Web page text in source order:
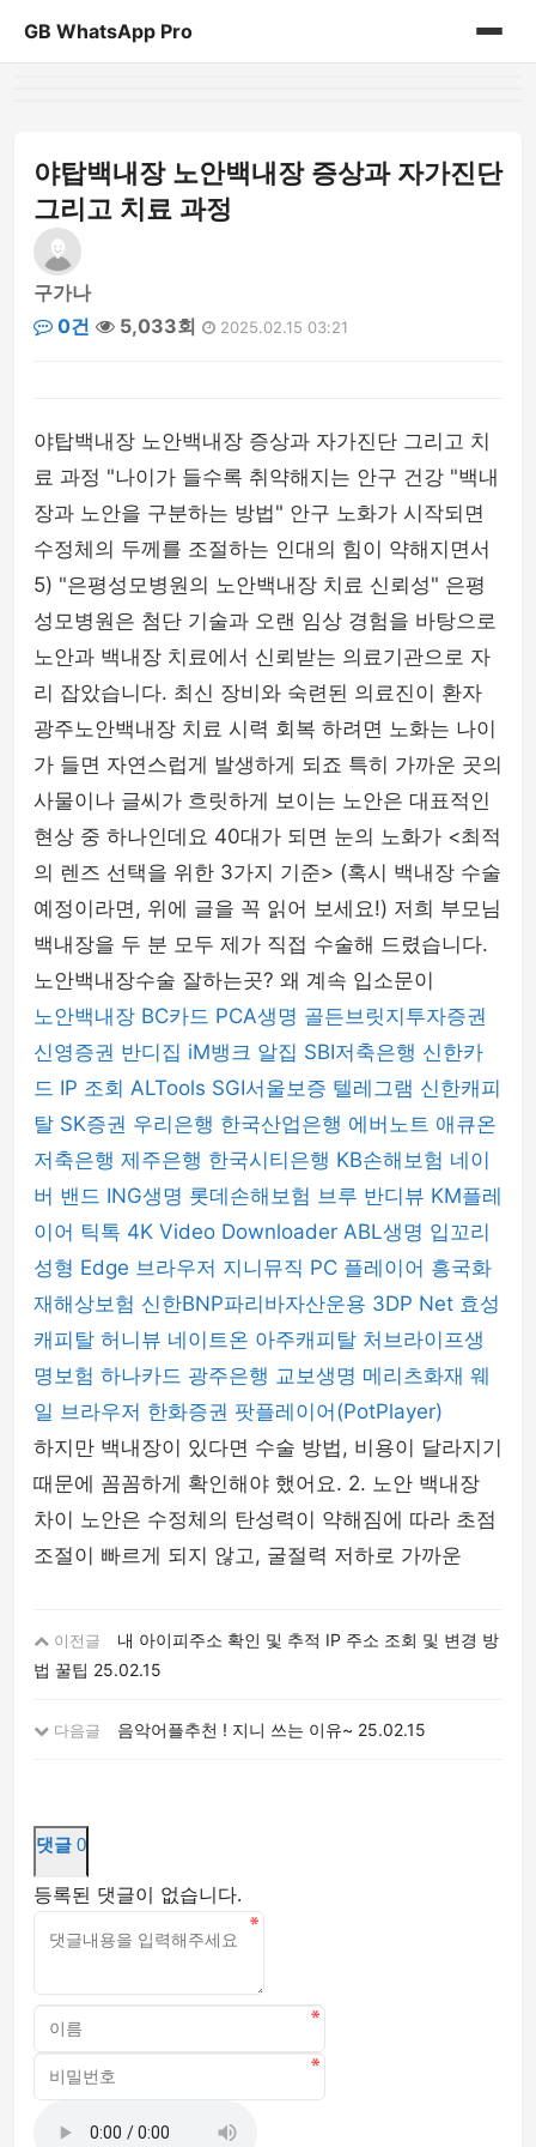
GB WhatsApp Pro
야탑백내장 노안백내장 증상과 자가진단
그리고 치료 과정
구가나
0건
5,033회 2025.02.15 03:21
야탑백내장 노안백내장 증상과 자가진단 그리고 치
료 과정 "나이가 들수록 취약해지는 안구 건강 "백내
장과 노안을 구분하는 방법" 안구 노화가 시작되면
수정체의 두께를 조절하는 인대의 힘이 약해지면서
5) "은평성모병원의 노안백내장 치료 신뢰성" 은평
성모병원은 첨단 기술과 오랜 임상 경험을 바탕으로
노안과 백내장 치료에서 신뢰받는 의료기관으로 자
리 잡았습니다. 최신 장비와 숙련된 의료진이 환자
광주노안백내장 치료 시력 회복 하려면 노화는 나이
가 들면 자연스럽게 발생하게 되죠 특히 가까운 곳의
사물이나 글씨가 흐릿하게 보이는 노안은 대표적인
현상 중 하나인데요 40대가 되면 눈의 노화가 <최적
의 렌즈 선택을 위한 3가지 기준> (혹시 백내장 수술
예정이라면, 위에 글을 꼭 읽어 보세요!) 저희 부모님
백내장을 두 분 모두 제가 직접 수술해 드렸습니다.
노안백내장수술 잘하는곳? 왜 계속 입소문이
노안백내장 BC카드 PCA생명 골든브릿지투자증권
신영증권 반디집 iM뱅크 알집 SBI저축은행 신한카
드 IP 조회 ALTools SGI서울보증 텔레그램 신한캐피
탈 SK증권 우리은행 한국산업은행 에버노트 애큐온
저축은행 제주은행 한국시티은행 KB손해보험 네이
버 밴드 ING생명 롯데손해보험 브루 반디뷰 KM플레
이어 틱톡 4K Video Downloader ABL생명 입꼬리
성형 Edge 브라우저 지니뮤직 PC 플레이어 흥국화
재해상보험 신한BNP파리바자산운용 3DP Net 효성
캐피탈 허니뷰 네이트온 아주캐피탈 처브라이프생
명보험 하나카드 광주은행 교보생명 메리츠화재 웨
일 브라우저 한화증권 팟플레이어(PotPlayer)
하지만 백내장이 있다면 수술 방법, 비용이 달라지기
때문에 꼼꼼하게 확인해야 했어요. 2. 노안 백내장
차이 노안은 수정체의 탄성력이 약해짐에 따라 초점
조절이 빠르게 되지 않고, 굴절력 저하로 가까운
이전글
내 아이피주소 확인 및 추적 IP 주소 조회 및 변경 방
법 꿀팁 25.02.15
다음글 음악어플추천 ! 지니 쓰는 이유~ 25.02.15
댓글 0
등록된 댓글이 없습니다.